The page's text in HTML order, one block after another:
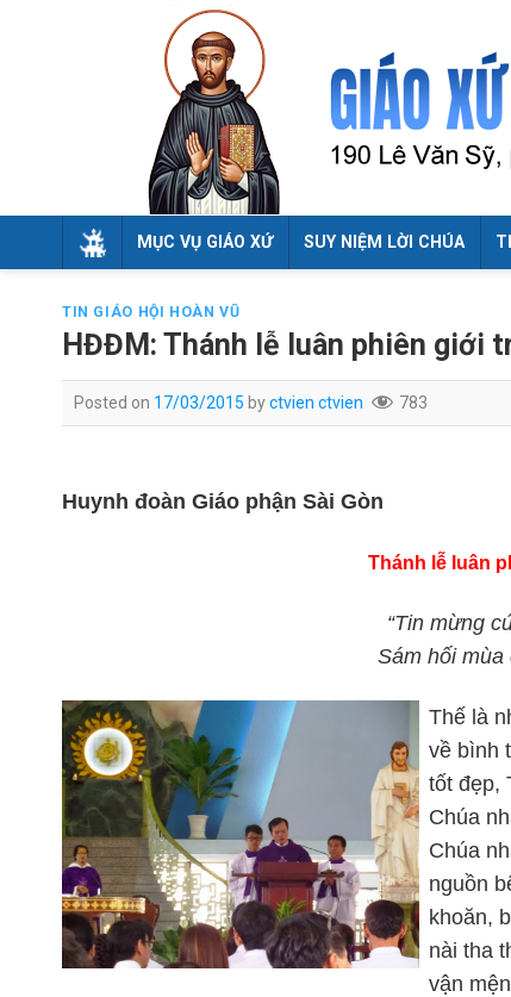
MỤC VỤ GIÁO XỨ SUY NIỆM LỜI CHÚA
TIN GIÁO HỘI HOÀN VŨ
HĐĐM: Thánh lễ luân phiên giới
Posted on 17/03/2015 byctvien ctvien 783
Huynh đoàn Giáo phận Sài Gòn
Thánh lễ luân
“Tin mừng
Sám hối mùa
Thế là
về bình
tốt đẹp,
Chúa
Chúa
nguồn
khoăn,
nài tha
vận